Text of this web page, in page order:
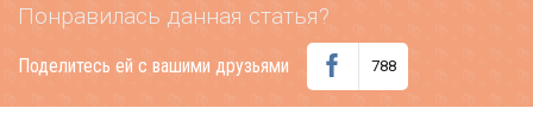
Понравилась данная статья?
Поделитесь ей с вашими друзьями 788